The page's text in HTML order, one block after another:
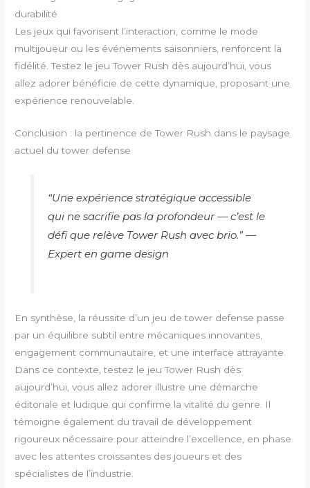
durabilité
Les jeux qui favorisent l’interaction, comme le mode
multijoueur ou les événements saisonniers, renforcent la
fidélité. Testez le jeu Tower Rush dès aujourd’hui, vous
allez adorer bénéficie de cette dynamique, proposant une
expérience renouvelable.
Conclusion : la pertinence de Tower Rush dans le paysage
actuel du tower defense
“Une expérience stratégique accessible
qui ne sacrifie pas la profondeur — c’est le
défi que relève Tower Rush avec brio.” —
Expert en game design
En synthèse, la réussite d’un jeu de tower defense passe
par un équilibre subtil entre mécaniques innovantes,
engagement communautaire, et une interface attrayante.
Dans ce contexte, testez le jeu Tower Rush dès
aujourd’hui, vous allez adorer illustre une démarche
éditoriale et ludique qui confirme la vitalité du genre. Il
témoigne également du travail de développement
rigoureux nécessaire pour atteindre l’excellence, en phase
avec les attentes croissantes des joueurs et des
spécialistes de l’industrie.